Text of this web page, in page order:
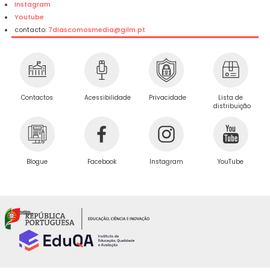
Instagram
Youtube
contacto: 7diascomosmedia@gilm.pt
Contactos Acessibilidade Privacidade
Lista de
distribuição
Blogue Facebook Instagram YouTube